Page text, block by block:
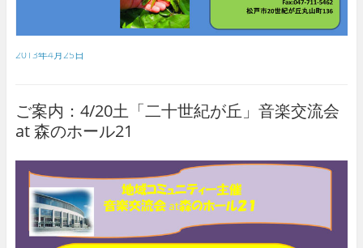
2013年4月25日
ご案内：4/20土「二十世紀が丘」音楽交流会
at 森のホール21